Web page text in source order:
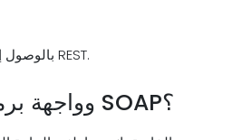
تسمح واجهة برمجة تطبيقات Chatter REST بالوصول إلى موجز الثرثرة والبيانات الاجتماعية باستخدام REST.
متى تستخدم واجهة برمجة تطبيقات REST وواجهة برمجة تطبيقات SOAP؟